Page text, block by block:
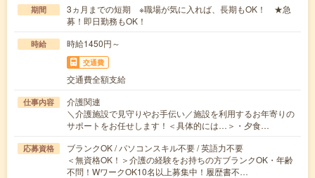
期間
3ヵ月までの短期 ※職場が気に入れば、長期もOK！ ★急
募！即日勤務もOK！
時給 時給1450円～
交通費
交通費全額支給
仕事内容
介護関連
＼介護施設で見守りやお手伝い／施設を利用するお年寄りの
サポートをお任せします！＜具体的には…＞・夕食…
応募資格
ブランクOK / パソコンスキル不要 / 英語力不要
＜無資格OK！＞介護の経験をお持ちの方ブランクOK・年齢
不問！WワークOK10名以上募集中！履歴書不…